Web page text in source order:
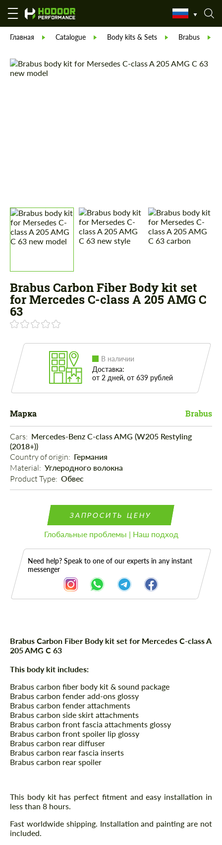
Главная Catalogue Body kits & Sets Brabus
Brabus Carbon Fiber Body kit set
for Mercedes C-class A 205 AMG C
63
В наличии
Доставка:
от 2 дней, от 639 рублей
Марка Brabus
Cars: Mercedes-Benz C-class AMG (W205 Restyling
(2018+))
Country of origin: Германия
Material: Углеродного волокна
Product Type: Обвес
ЗАПРОСИТЬ ЦЕНУ
Глобальные проблемы | Наш подход
Need help? Speak to one of our experts in any instant
messenger
Описание Части
Brabus Carbon Fiber Body kit set for Mercedes C-class A
205 AMG C 63
This body kit includes:
Brabus carbon fiber body kit & sound package
Brabus carbon fender add-ons glossy
Brabus carbon fender attachments
Brabus carbon side skirt attachments
Brabus carbon front fascia attachments glossy
Brabus carbon front spoiler lip glossy
Brabus carbon rear diffuser
Brabus carbon rear fascia inserts
Brabus carbon rear spoiler
This body kit has perfect fitment and easy installation in
less than 8 hours.
Fast worldwide shipping. Installation and painting are not
included.